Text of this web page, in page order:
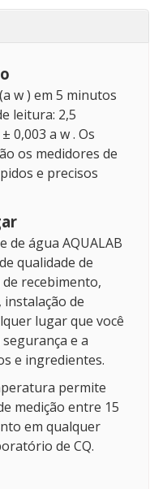
w) em 5 minutos
leitura: 2,5
± 0,003 aw.Os
os medidores de
e precisos
de água AQUALAB
qualidade de
recebimento,
de
lugar que você
e a
e ingredientes.
permite
medição entre 15
em qualquer
de CQ.